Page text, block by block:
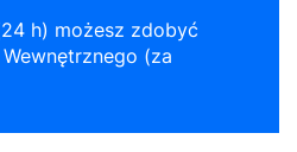
h) możesz zdobyć
(za